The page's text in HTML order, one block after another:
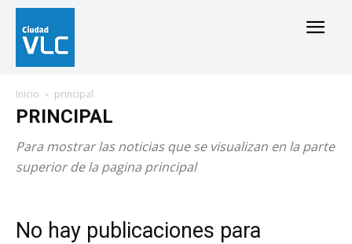
Inicio principal
PRINCIPAL
Para mostrar las noticias que se visualizan en la parte
superior de la pagina principal
No hay publicaciones para